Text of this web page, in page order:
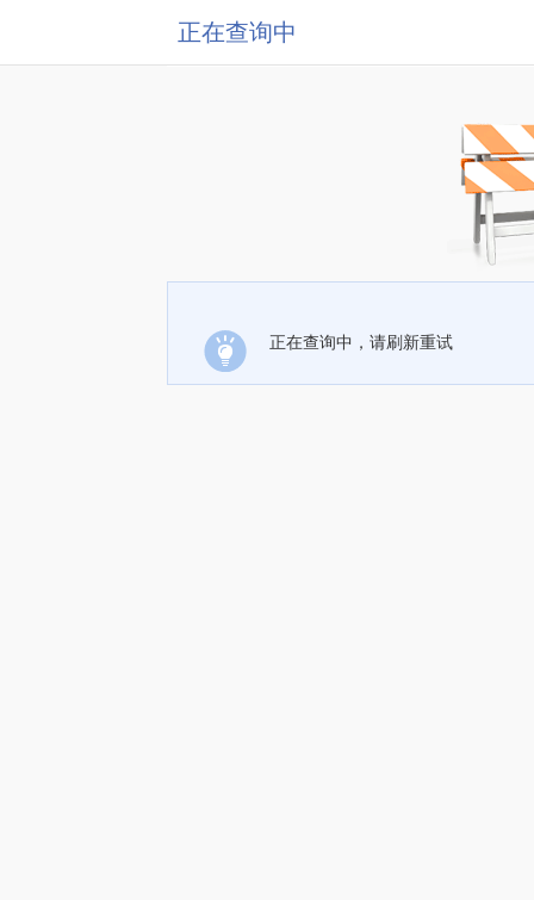
正在查询中
正在查询中，请刷新重试